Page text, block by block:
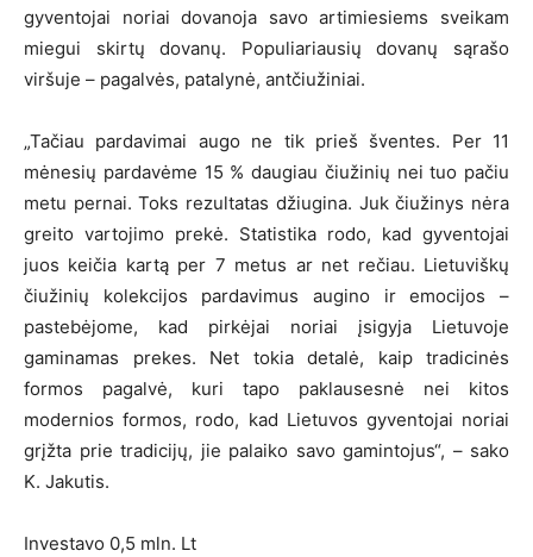
gyventojai noriai dovanoja savo artimiesiems sveikam
miegui skirtų dovanų. Populiariausių dovanų sąrašo
viršuje – pagalvės, patalynė, antčiužiniai.
„Tačiau pardavimai augo ne tik prieš šventes. Per 11
mėnesių pardavėme 15 % daugiau čiužinių nei tuo pačiu
metu pernai. Toks rezultatas džiugina. Juk čiužinys nėra
greito vartojimo prekė. Statistika rodo, kad gyventojai
juos keičia kartą per 7 metus ar net rečiau. Lietuviškų
čiužinių kolekcijos pardavimus augino ir emocijos –
pastebėjome, kad pirkėjai noriai įsigyja Lietuvoje
gaminamas prekes. Net tokia detalė, kaip tradicinės
formos pagalvė, kuri tapo paklausesnė nei kitos
modernios formos, rodo, kad Lietuvos gyventojai noriai
grįžta prie tradicijų, jie palaiko savo gamintojus“, – sako
K. Jakutis.
Investavo 0,5 mln. Lt